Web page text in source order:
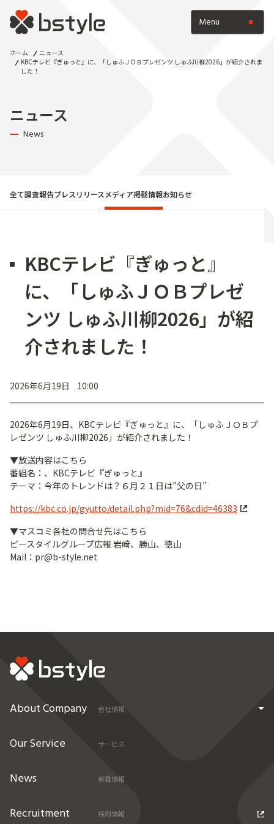
Menu
ホーム
ニュース
KBCテレビ『ぎゅっと』に、「しゅふＪＯＢプレゼンツ しゅふ川柳2026」が紹介されま
した！
ニュース
News
全て調査報告プレスリリース メディア掲載情報お知らせ
KBCテレビ『ぎゅっと』
に、「しゅふＪＯＢプレゼ
ンツ しゅふ川柳2026」が紹
介されました！
2026年6月19日 10:00
2026年6月19日、KBCテレビ『ぎゅっと』に、「しゅふＪＯＢプ
レゼンツ しゅふ川柳2026」が紹介されました！
▼放送内容はこちら
番組名：、KBCテレビ『ぎゅっと』
テーマ：今年のトレンドは？６月２１日は”父の日”
https://kbc.co.jp/gyutto/detail.php?mid=76&cdid=46383
▼マスコミ各社の問合せ先はこちら
ビースタイルグループ広報 岩﨑、勝山、徳山
Mail：pr@b-style.net
About Company 会社情報
Our Service サービス
News 新着情報
Recruitment 採用情報